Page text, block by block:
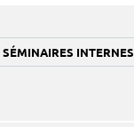
SÉMINAIRES INTERNES